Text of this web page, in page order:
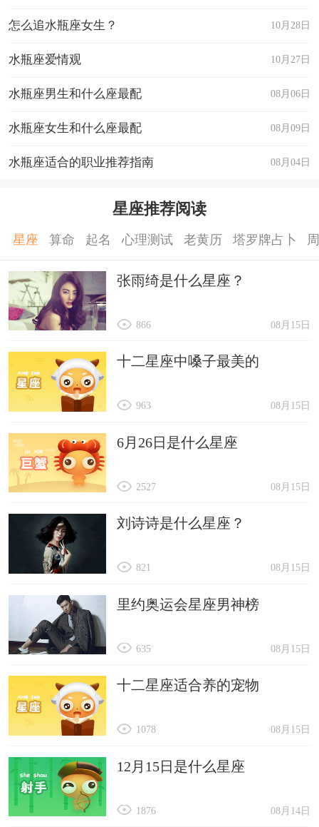
10月28日
怎么追水瓶座女生？
10月27日
水瓶座爱情观
08月06日
水瓶座男生和什么座最配
08月09日
水瓶座女生和什么座最配
08月04日
水瓶座适合的职业推荐指南
星座推荐阅读
星座 算命 起名 心理测试 老黄历 塔罗牌占卜
张雨绮是什么星座？
08月15日
866
十二星座中嗓子最美的
08月15日
963
6月26日是什么星座
08月15日
2527
刘诗诗是什么星座？
08月15日
821
里约奥运会星座男神榜
08月15日
635
十二星座适合养的宠物
08月15日
1078
12月15日是什么星座
08月14日
1876